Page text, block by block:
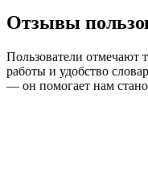
Отзывы
Пользователи отмечают
работы и удобство
— он помогает нам